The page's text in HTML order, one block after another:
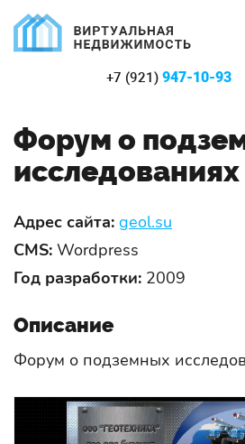
+7 (921) 947-10-93
Форум о
исследованиях
Адрес сайта: geol.su
CMS: Wordpress
Год разработки: 2009
Описание
Форум о подземных